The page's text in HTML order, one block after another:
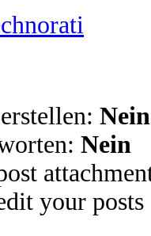
Nein
Nein
your posts